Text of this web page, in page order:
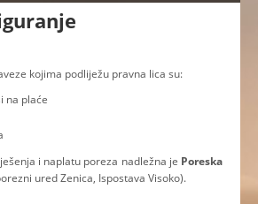
kojima podliježu pravna lica su:
na plaće
i naplatu poreza nadležna je Poreska
ured Zenica, Ispostava Visoko).